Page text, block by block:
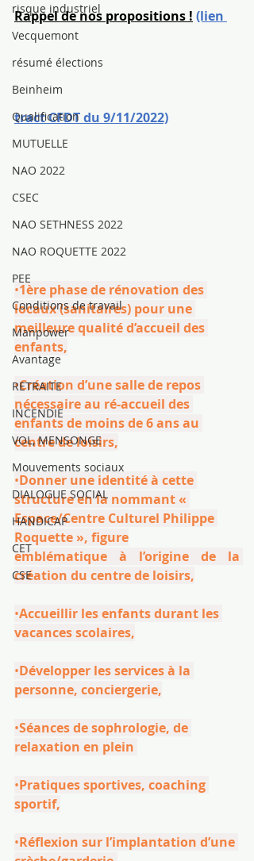
risque industriel
Vecquemont
résumé élections
Beinheim
Qualification
MUTUELLE
NAO 2022
CSEC
NAO SETHNESS 2022
NAO ROQUETTE 2022
PEE
Conditions de travail
Manpower
Avantage
RETRAITE
INCENDIE
VOL, MENSONGE
Mouvements sociaux
DIALOGUE SOCIAL
HANDICAP
CET
CSE
Rappel de nos propositions ! (lien
tract CFDT du 9/11/2022)
•1ère phase de rénovation des
locaux (sanitaires) pour une
meilleure qualité d’accueil des
enfants,
•Création d’une salle de repos
nécessaire au ré-accueil des
enfants de moins de 6 ans au
centre de loisirs,
•Donner une identité à cette
structure en la nommant «
Espace/Centre Culturel Philippe
Roquette », figure
emblématique à l’origine de la
création du centre de loisirs,
•Accueillir les enfants durant les
vacances scolaires,
•Développer les services à la
personne, conciergerie,
•Séances de sophrologie, de
relaxation en plein
•Pratiques sportives, coaching
sportif,
•Réflexion sur l’implantation d’une